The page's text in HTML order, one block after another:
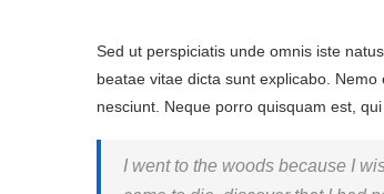
Sed ut perspiciatis unde omnis iste
beatae vitae dicta sunt explicabo.
nesciunt. Neque porro quisquam est,
I went to the woods because I